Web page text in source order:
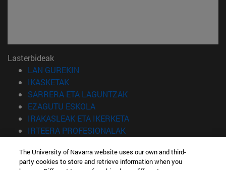
Lasterbideak
LAN GUREKIN
IKASKETAK(Beste leiho batean irekiko da)
SARRERA ETA LAGUNTZAK(Beste leiho batean irekiko
EZAGUTU ESKOLA(Beste leiho batean irekiko da)
IRAKASLEAK ETA IKERKETA(Beste leiho batean irekiko
IRTEERA PROFESIONALAK(Beste leiho batean irekiko
Informazioa
The University of Navarra website uses our own and third-
party cookies to store and retrieve information when you